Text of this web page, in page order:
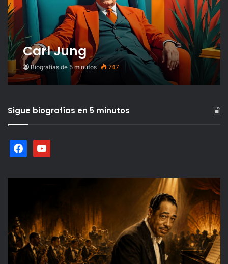
Carl Jung
Biografías de 5 minutos 747
Sigue biografías en 5 minutos
facebookyoutube